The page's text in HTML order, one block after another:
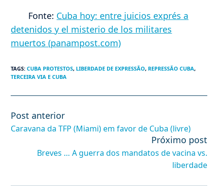
Fonte: Cuba hoy: entre juicios exprés a
detenidos y el misterio de los militares
muertos (panampost.com)
TAGS:CUBA PROTESTOS, LIBERDADE DE EXPRESSÃO, REPRESSÃO CUBA,
TERCEIRA VIA E CUBA
Leia
artigos
Post anterior
Caravana da TFP (Miami) em favor de Cuba (livre)
Próximo post
Breves … A guerra dos mandatos de vacina vs.
liberdade